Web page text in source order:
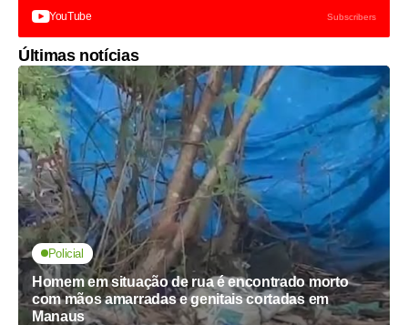
YouTube Subscribers
Últimas notícias
Policial
Homem em situação de rua é encontrado morto
com mãos amarradas e genitais cortadas em
Manaus